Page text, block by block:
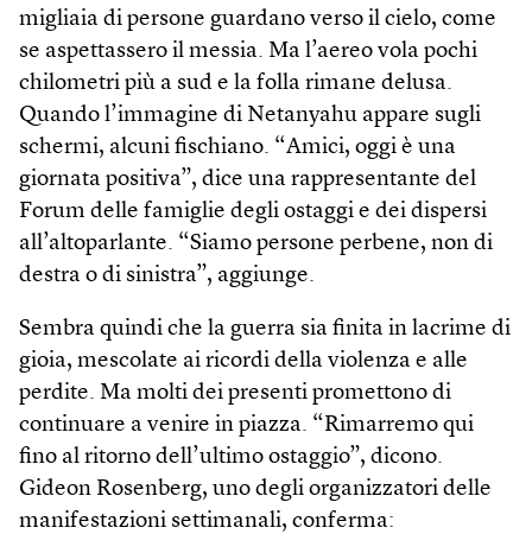
migliaia di persone guardano verso il cielo, come
se aspettassero il messia. Ma l’aereo vola pochi
chilometri più a sud e la folla rimane delusa.
Quando l’immagine di Netanyahu appare sugli
schermi, alcuni fischiano. “Amici, oggi è una
giornata positiva”, dice una rappresentante del
Forum delle famiglie degli ostaggi e dei dispersi
all’altoparlante. “Siamo persone perbene, non di
destra o di sinistra”, aggiunge.
Sembra quindi che la guerra sia finita in lacrime di
gioia, mescolate ai ricordi della violenza e alle
perdite. Ma molti dei presenti promettono di
continuare a venire in piazza. “Rimarremo qui
fino al ritorno dell’ultimo ostaggio”, dicono.
Gideon Rosenberg, uno degli organizzatori delle
manifestazioni settimanali, conferma: